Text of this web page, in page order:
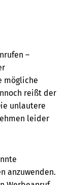
–
mögliche
reißt der
unlautere
leider
anzuwenden.